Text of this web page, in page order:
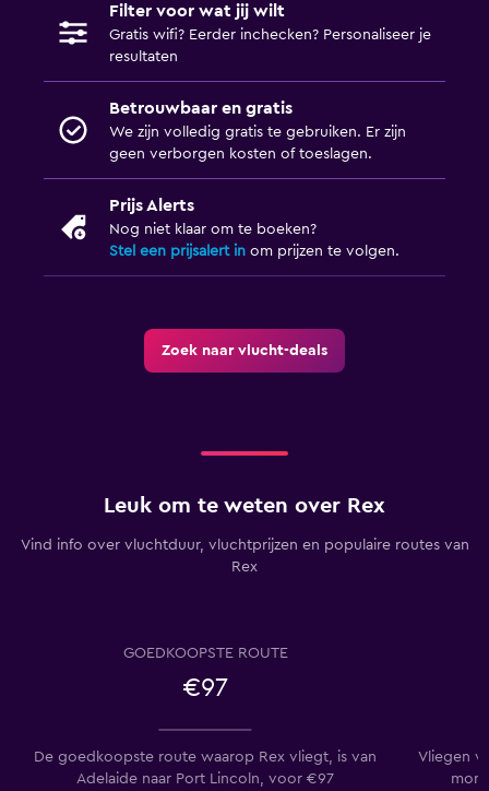
Filter voor wat jij wilt
Gratis wifi? Eerder inchecken? Personaliseer je
resultaten
Betrouwbaar en gratis
We zijn volledig gratis te gebruiken. Er zijn
geen verborgen kosten of toeslagen.
Prijs Alerts
Nog niet klaar om te boeken?
Stel een prijsalert in om prijzen te volgen.
Zoek naar vlucht-deals
Leuk om te weten over Rex
Vind info over vluchtduur, vluchtprijzen en populaire routes van
Rex
GOEDKOOPSTE ROUTE
€97
De goedkoopste route waarop Rex vliegt, is van
Adelaide naar Port Lincoln, voor €97
Vliegen